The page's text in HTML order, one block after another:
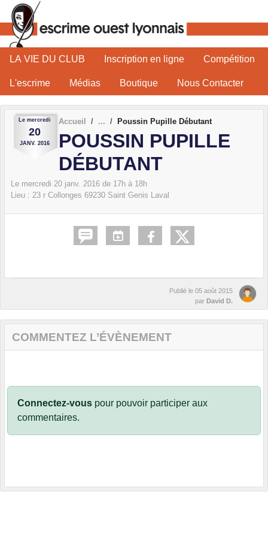
LA VIE DU CLUB Inscription en ligne Compétition
L'escrime Médias Boutique Nous Contacter
Le mercredi
20
JANV. 2016
Accueil Poussin Pupille Débutant
POUSSIN PUPILLE
DÉBUTANT
Le mercredi 20 janv. 2016 de 17h à 18h
Lieu : 23 r Collonges 69230 Saint Genis Laval
Publié le 05 août 2015
par David D.
COMMENTEZ L’ÉVÈNEMENT
Connectez-vous pour pouvoir participer aux
commentaires.
Panneau de gestion des cookies